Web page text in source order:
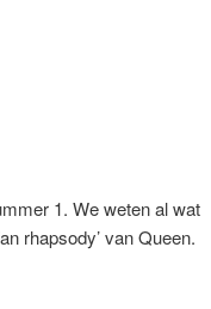
1. We weten al wat
rhapsody’ van Queen.